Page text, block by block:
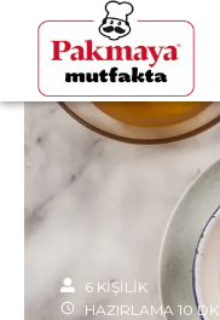
6 KİŞİLİK
HAZIRLAMA 10 DK